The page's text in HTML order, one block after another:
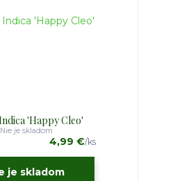
'Happy Cleo'
4,99 €/ks
Nie je skladom
je skladom